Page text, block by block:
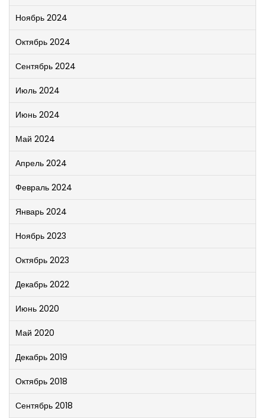
Ноябрь 2024
Октябрь 2024
Сентябрь 2024
Июль 2024
Июнь 2024
Май 2024
Апрель 2024
Февраль 2024
Январь 2024
Ноябрь 2023
Октябрь 2023
Декабрь 2022
Июнь 2020
Май 2020
Декабрь 2019
Октябрь 2018
Сентябрь 2018